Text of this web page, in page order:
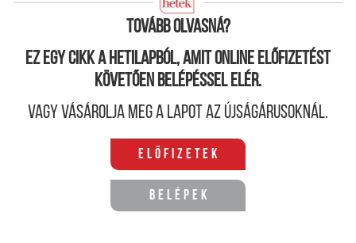
Nigériában tapasztalható tarthatatlan közállapotokra.
Tovább olvasná?
Ez egy cikk a hetilapból, amit online előfizetést
követően belépéssel elér.
Vagy vásárolja meg a lapot az újságárusoknál.
Előfizetek
Belépek